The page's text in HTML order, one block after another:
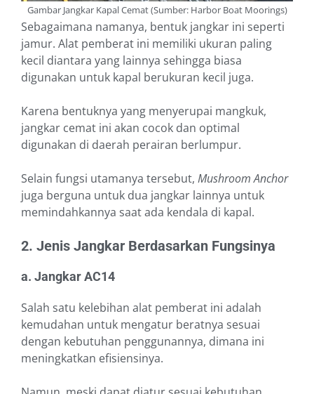
Gambar Jangkar Kapal Cemat (Sumber: Harbor Boat Moorings)
Sebagaimana namanya, bentuk jangkar ini seperti
jamur. Alat pemberat ini memiliki ukuran paling
kecil diantara yang lainnya sehingga biasa
digunakan untuk kapal berukuran kecil juga.
Karena bentuknya yang menyerupai mangkuk,
jangkar cemat ini akan cocok dan optimal
digunakan di daerah perairan berlumpur.
Selain fungsi utamanya tersebut, Mushroom Anchor
juga berguna untuk dua jangkar lainnya untuk
memindahkannya saat ada kendala di kapal.
2. Jenis Jangkar Berdasarkan Fungsinya
a. Jangkar AC14
Salah satu kelebihan alat pemberat ini adalah
kemudahan untuk mengatur beratnya sesuai
dengan kebutuhan penggunannya, dimana ini
meningkatkan efisiensinya.